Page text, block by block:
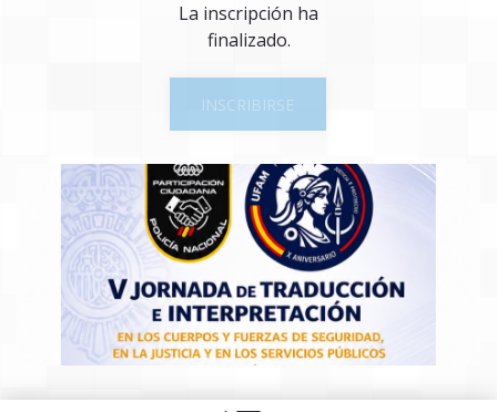
La inscripción ha
finalizado.
INSCRIBIRSE